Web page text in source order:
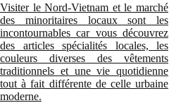
Visiter le Nord-Vietnam et le marché
des minoritaires locaux sont les
incontournables car vous découvrez
des articles spécialités locales, les
couleurs diverses des vêtements
traditionnels et une vie quotidienne
tout à fait différente de celle urbaine
moderne.